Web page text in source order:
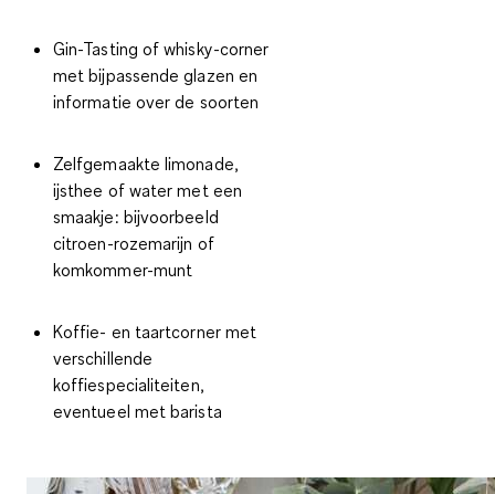
Gin-Tasting of whisky-corner
met bijpassende glazen en
informatie over de soorten
Zelfgemaakte limonade,
ijsthee of water met een
smaakje: bijvoorbeeld
citroen-rozemarijn of
komkommer-munt
Koffie- en taartcorner met
verschillende
koffiespecialiteiten,
eventueel met barista